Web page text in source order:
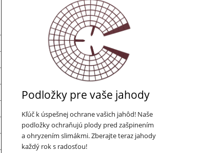
Podložky pre vaše jahody
Kľúč k úspešnej ochrane vašich jahôd! Naše
podložky ochraňujú plody pred zašpinením
a ohryzením slimákmi. Zberajte teraz jahody
každý rok s radosťou!